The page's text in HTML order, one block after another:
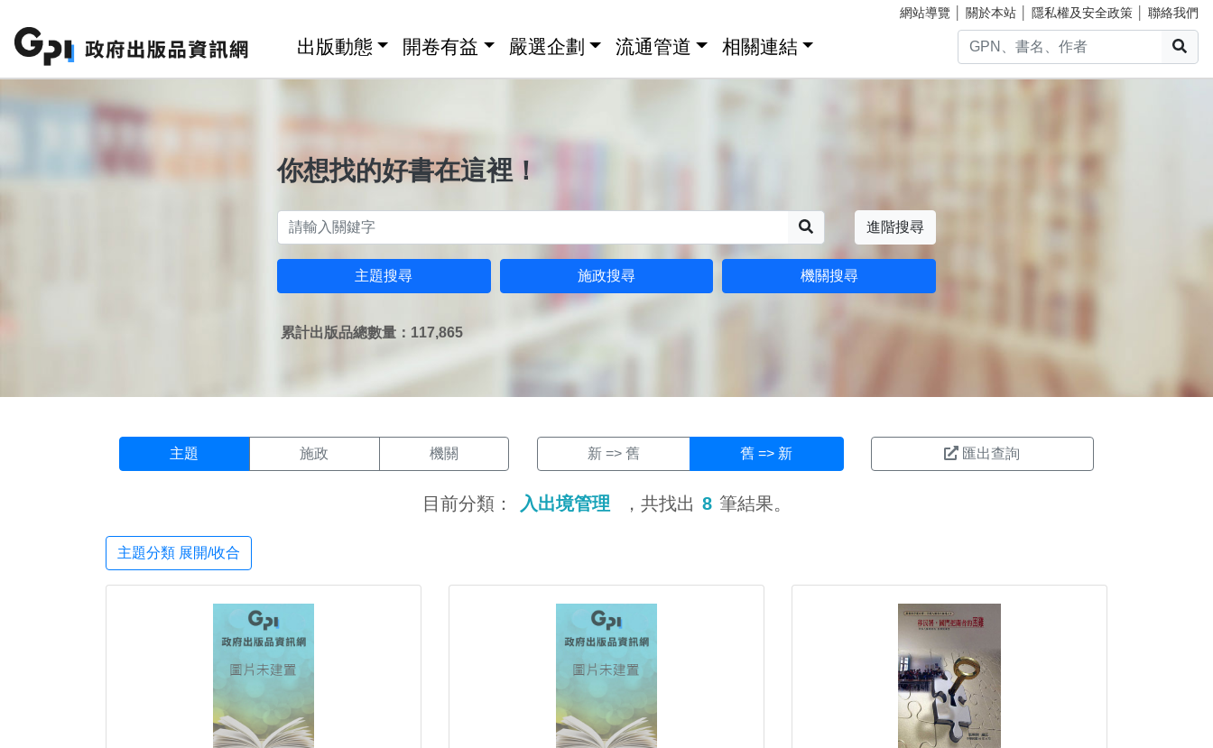
網站導覽 關於本站 隱私權及安全政策 聯絡我們
出版動態 開卷有益 嚴選企劃 流通管道 相關連結
你想找的好書在這裡！
進階搜尋
主題搜尋 施政搜尋 機關搜尋
累計出版品總數量：117,865
主題 施政 機關 新 => 舊 舊 => 新 匯出查詢
目前分類： 入出境管理 ，共找出 8 筆結果。
主題分類 展開/收合